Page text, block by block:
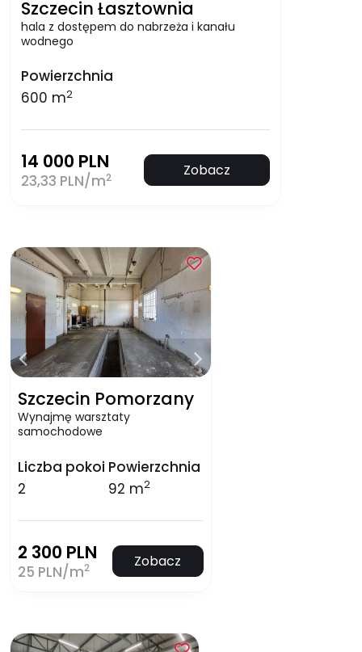
Szczecin Łasztownia
hala z dostępem do nabrzeża i kanału
wodnego
Powierzchnia
600 m2
14 000 PLN
23,33 PLN/m2 Zobacz
Szczecin Pomorzany
Wynajmę warsztaty
samochodowe
Liczba pokoi
2
Powierzchnia
92 m2
2 300 PLN
25 PLN/m2 Zobacz